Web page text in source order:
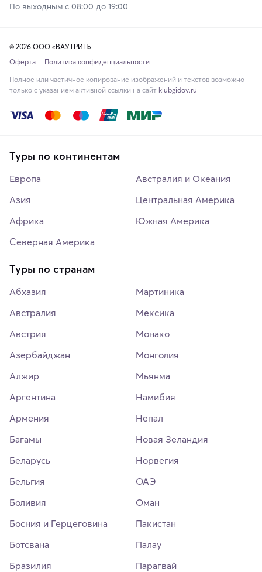
По выходным с 08:00 до 19:00
© 2026 ООО «ВАУТРИП»
Оферта
Политика конфиденциальности
Полное или частичное копирование изображений и текстов возможно
только с указанием активной ссылки на сайт klubgidov.ru
Туры по континентам
Европа
Азия
Африка
Северная Америка
Австралия и Океания
Центральная Америка
Южная Америка
Туры по странам
Абхазия
Австралия
Австрия
Азербайджан
Алжир
Аргентина
Армения
Багамы
Беларусь
Бельгия
Боливия
Босния и Герцеговина
Ботсвана
Бразилия
Мартиника
Мексика
Монако
Монголия
Мьянма
Намибия
Непал
Новая Зеландия
Норвегия
ОАЭ
Оман
Пакистан
Палау
Парагвай